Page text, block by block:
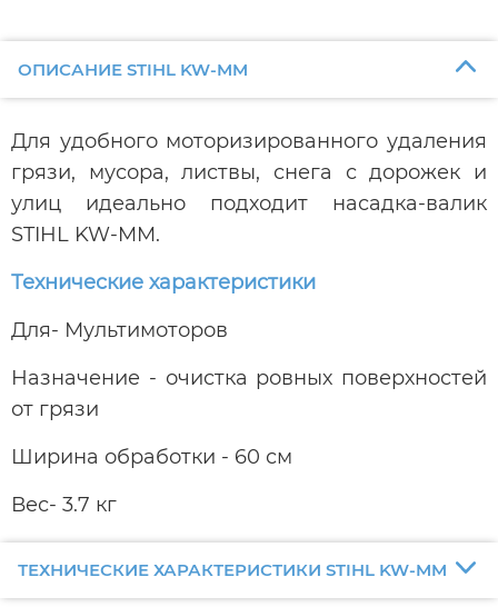
ОПИСАНИЕ STIHL KW-MM
Для удобного моторизированного удаления
грязи, мусора, листвы, снега с дорожек и
улиц идеально подходит насадка-валик
STIHL KW-MM.
Технические характеристики
Для- Мультимоторов
Назначение - очистка ровных поверхностей
от грязи
Ширина обработки - 60 см
Вес- 3.7 кг
ТЕХНИЧЕСКИЕ ХАРАКТЕРИСТИКИ STIHL KW-MM